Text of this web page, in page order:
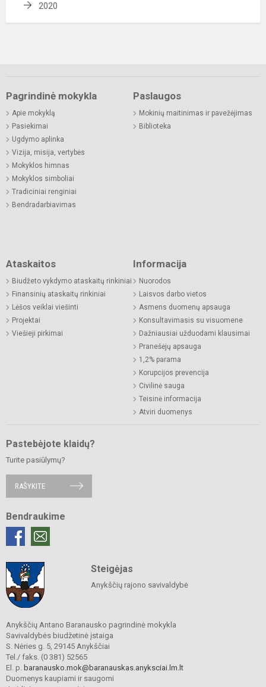
2020
Pagrindinė mokykla
Apie mokyklą
Pasiekimai
Ugdymo aplinka
Vizija, misija, vertybės
Mokyklos himnas
Mokyklos simboliai
Tradiciniai renginiai
Bendradarbiavimas
Paslaugos
Mokinių maitinimas ir pavežėjimas
Biblioteka
Ataskaitos
Biudžeto vykdymo ataskaitų rinkiniai
Finansinių ataskaitų rinkiniai
Lėšos veiklai viešinti
Projektai
Viešieji pirkimai
Informacija
Nuorodos
Laisvos darbo vietos
Asmens duomenų apsauga
Konsultavimasis su visuomene
Dažniausiai užduodami klausimai
Pranešėjų apsauga
1,2% parama
Korupcijos prevencija
Civilinė sauga
Teisinė informacija
Atviri duomenys
Pastebėjote klaidų?
Turite pasiūlymų?
RAŠYKITE
Bendraukime
Steigėjas
Anykščių rajono savivaldybė
Anykščių Antano Baranausko pagrindinė mokykla
Savivaldybės biudžetinė įstaiga
S. Nėries g. 5, 29145 Anykščiai
Tel./ faks. (0 381) 52565
El. p. baranausko.mok@baranauskas.anyksciai.lm.lt
Duomenys kaupiami ir saugomi